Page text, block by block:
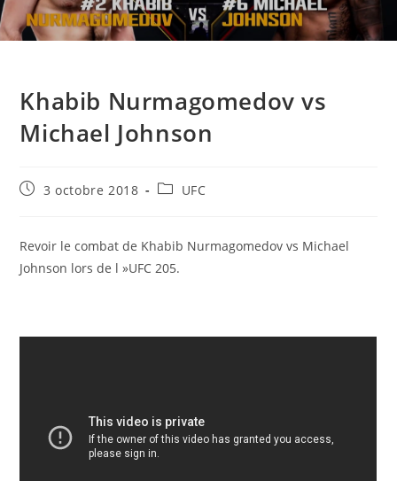
Khabib Nurmagomedov vs
Michael Johnson
Publication
3 octobre 2018
PostUFC
Revoir le combat de Khabib Nurmagomedov vs Michael
Johnson lors de l »UFC 205.